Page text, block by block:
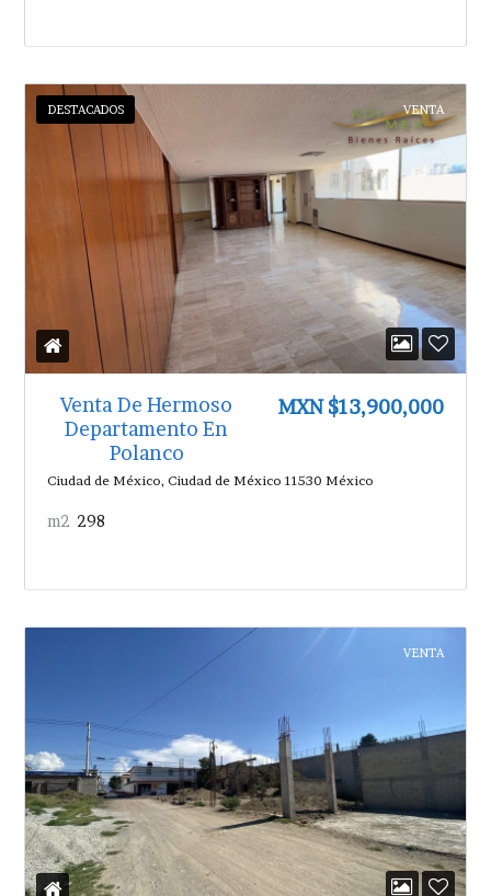
DESTACADOS VENTA
Venta De Hermoso
Departamento En
Polanco
Ciudad de México, Ciudad de México 11530 México
MXN $13,900,000
m2 298
VENTA